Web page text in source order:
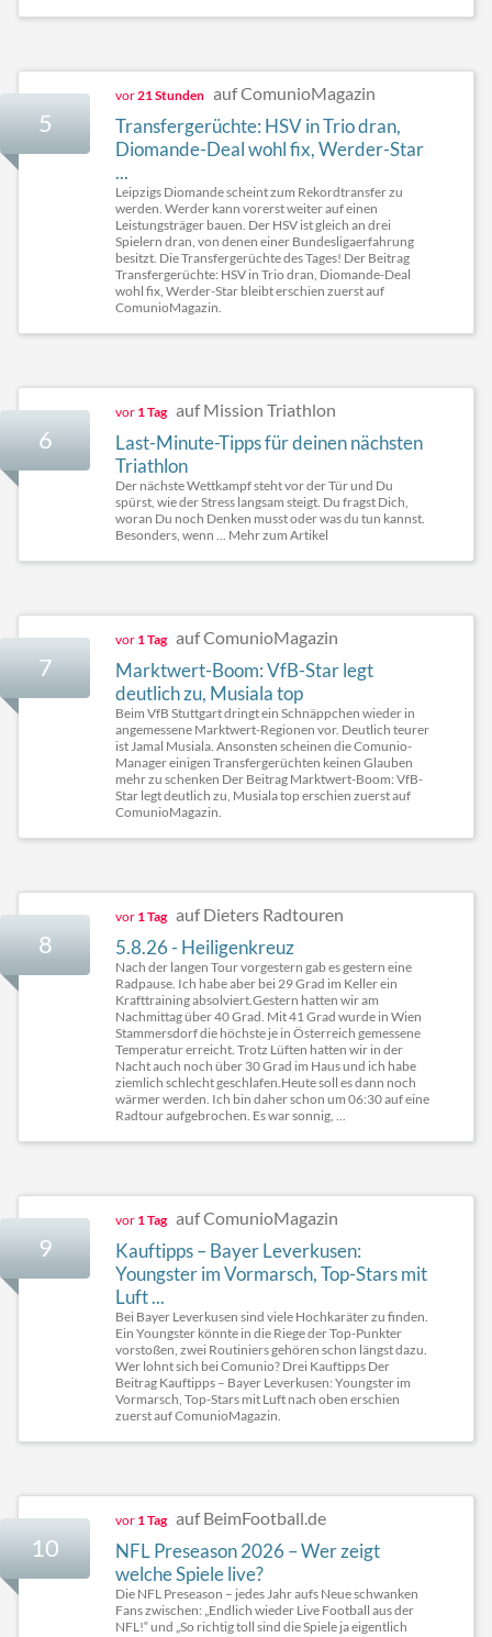
5
vor21 Stunden auf ComunioMagazin
Transfergerüchte: HSV in Trio dran,
Diomande-Deal wohl fix, Werder-Star
...
Leipzigs Diomande scheint zum Rekordtransfer zu
werden. Werder kann vorerst weiter auf einen
Leistungsträger bauen. Der HSV ist gleich an drei
Spielern dran, von denen einer Bundesligaerfahrung
besitzt. Die Transfergerüchte des Tages! Der Beitrag
Transfergerüchte: HSV in Trio dran, Diomande-Deal
wohl fix, Werder-Star bleibt erschien zuerst auf
ComunioMagazin.
6
vor 1 Tag auf Mission Triathlon
Last-Minute-Tipps für deinen nächsten
Triathlon
Der nächste Wettkampf steht vor der Tür und Du
spürst, wie der Stress langsam steigt. Du fragst Dich,
woran Du noch Denken musst oder was du tun kannst.
Besonders, wenn ... Mehr zum Artikel
7
vor 1 Tag auf ComunioMagazin
Marktwert-Boom: VfB-Star legt
deutlich zu, Musiala top
Beim VfB Stuttgart dringt ein Schnäppchen wieder in
angemessene Marktwert-Regionen vor. Deutlich teurer
ist Jamal Musiala. Ansonsten scheinen die Comunio-
Manager einigen Transfergerüchten keinen Glauben
mehr zu schenken Der Beitrag Marktwert-Boom: VfB-
Star legt deutlich zu, Musiala top erschien zuerst auf
ComunioMagazin.
8
vor 1 Tag auf Dieters Radtouren
5.8.26 - Heiligenkreuz
Nach der langen Tour vorgestern gab es gestern eine
Radpause. Ich habe aber bei 29 Grad im Keller ein
Krafttraining absolviert.Gestern hatten wir am
Nachmittag über 40 Grad. Mit 41 Grad wurde in Wien
Stammersdorf die höchste je in Österreich gemessene
Temperatur erreicht. Trotz Lüften hatten wir in der
Nacht auch noch über 30 Grad im Haus und ich habe
ziemlich schlecht geschlafen.Heute soll es dann noch
wärmer werden. Ich bin daher schon um 06:30 auf eine
Radtour aufgebrochen. Es war sonnig, ...
9
vor 1 Tag auf ComunioMagazin
Kauftipps – Bayer Leverkusen:
Youngster im Vormarsch, Top-Stars mit
Luft ...
Bei Bayer Leverkusen sind viele Hochkaräter zu finden.
Ein Youngster könnte in die Riege der Top-Punkter
vorstoßen, zwei Routiniers gehören schon längst dazu.
Wer lohnt sich bei Comunio? Drei Kauftipps Der
Beitrag Kauftipps – Bayer Leverkusen: Youngster im
Vormarsch, Top-Stars mit Luft nach oben erschien
zuerst auf ComunioMagazin.
10
vor 1 Tag auf BeimFootball.de
NFL Preseason 2026 – Wer zeigt
welche Spiele live?
Die NFL Preseason – jedes Jahr aufs Neue schwanken
Fans zwischen: „Endlich wieder Live Football aus der
NFL!“ und „So richtig toll sind die Spiele ja eigentlich